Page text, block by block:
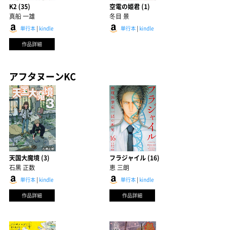
K2 (35)
真船 一雄
単行本 | kindle
作品詳細
空電の姫君 (1)
冬目 景
単行本| kindle
アフタヌーンKC
天国大魔境 (3)
石黒 正数
単行本 | kindle
作品詳細
フラジャイル (16)
恵 三朗
単行本| kindle
作品詳細